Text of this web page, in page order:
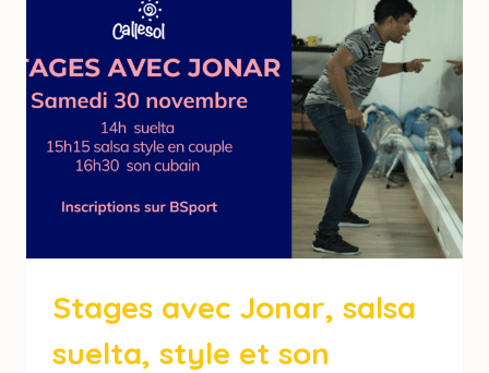
Stages avec Jonar, salsa
suelta, style et son